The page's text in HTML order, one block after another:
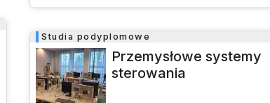
Studia podyplomowe
Przemysłowe systemy
sterowania